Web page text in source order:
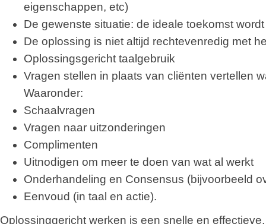
eigenschappen, etc)
De gewenste situatie: de ideale toekomst
De oplossing is niet altijd rechtevenredig met
Oplossingsgericht taalgebruik
Vragen stellen in plaats van cliënten vertellen
Waaronder:
Schaalvragen
Vragen naar uitzonderingen
Complimenten
Uitnodigen om meer te doen van wat al werkt
Onderhandeling en Consensus (bijvoorbeeld
Eenvoud (in taal en actie).
Oplossinggericht werken is een snelle en